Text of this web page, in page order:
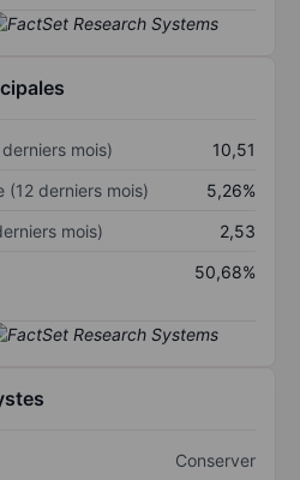
mois)
10,51
(12 derniers mois)
5,26%
mois)
2,53
50,68%
Conserver